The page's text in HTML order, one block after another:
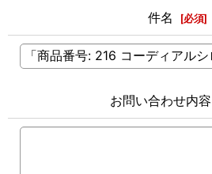
件名 [必須]
お問い合わせ内容